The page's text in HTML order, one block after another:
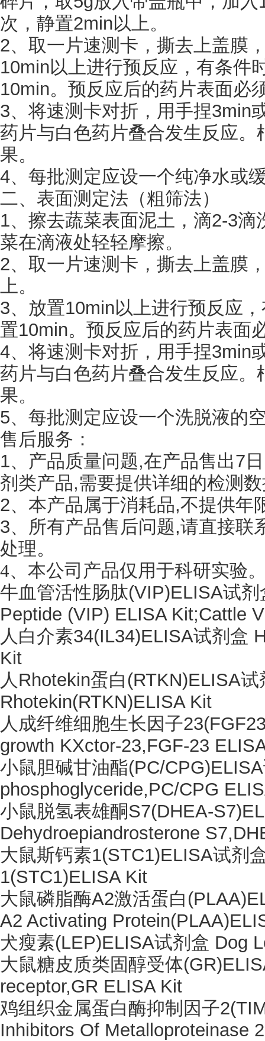
次，静置2min以上。
2、取一片速测卡，撕去上盖膜
10min以上进行预反应，有条件
10min。预反应后的药片表面必
3、将速测卡对折，用手捏3min
药片与白色药片叠合发生反应
果。
4、每批测定应设一个纯净水或
二、表面测定法（粗筛法）
1、擦去蔬菜表面泥土，滴2-3
菜在滴液处轻轻摩擦。
2、取一片速测卡，撕去上盖膜
上。
3、放置10min以上进行预反应
置10min。预反应后的药片表面
4、将速测卡对折，用手捏3min
药片与白色药片叠合发生反应
果。
5、每批测定应设一个洗脱液的
售后服务：
1、产品质量问题,在产品售出7
剂类产品,需要提供详细的检测
2、本产品属于消耗品,不提供年
3、所有产品售后问题,请直接联
处理。
4、 本公司产品仅用于科研实验
牛血管活性肠肽(VIP)ELISA试
Peptide (VIP) ELISA Kit;Cattle
人白介素34(IL34)ELISA试剂盒
Kit
人 Rhotekin蛋白(RTKN)ELISA
Rhotekin(RTKN)ELISA Kit
人成纤维细胞生长因子
growth KXctor-23,FGF-23
小鼠胆碱甘油酯(PC/
phosphoglyceride,PC/CPG
小鼠脱氢表雄酮S7(DHEA-
Dehydroepiandrosterone
大鼠斯钙素1(STC1)ELISA试剂
1(STC1)ELISA Kit
大鼠磷脂酶A2激活蛋白
A2 Activating
犬瘦素(LEP)ELISA试剂盒 Dog
大鼠糖皮质类固醇受体
receptor,GR ELISA Kit
鸡组织金属蛋白酶抑制因子
Inhibitors Of Metalloproteinase